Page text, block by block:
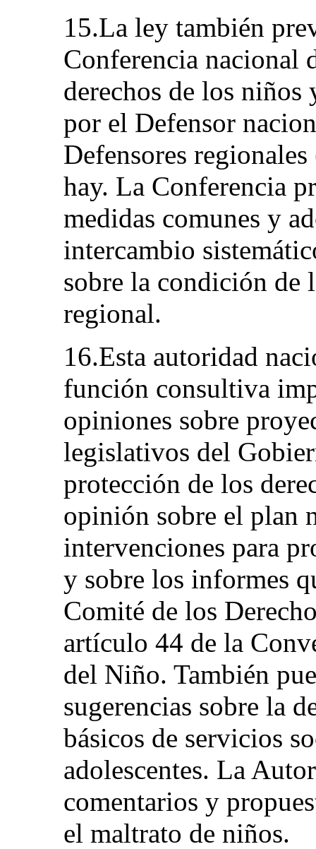
15.La ley también
Conferencia nacional
derechos de los niños
por el Defensor
Defensores
hay. La Conferencia
medidas comunes y
intercambio
sobre la condición de
regional.
16.Esta autoridad
función consultiva
opiniones sobre
legislativos del
protección de los
opinión sobre el plan
intervenciones para
y sobre los informes
Comité de los
artículo 44 de la
del Niño. También
sugerencias sobre la
básicos de servicios
adolescentes. La
comentarios y
el maltrato de niños.